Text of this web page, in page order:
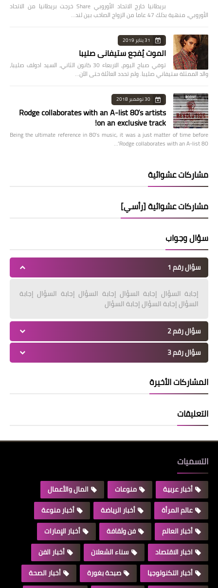
بريطانيا خارج الاتحاد الأوروبي Share خرجت بريطانيا من الاتحاد
الأوروبي، منهية بذلك 47 عاما من الزواج الصاخب بين لند…
31 يناير 2019
الموت يُفجع ستيفاني صليبا
توفي صباح اليوم، الاربعاء 30 كانون الثاني، السيد ادولف صليبا،
والد الممثلة ستيفاني صليبا. ولم تحدد العائلة حتى الآن…
30 نوفمبر 2018
Rodge collaborates with an A-list 80’s artists
on an exclusive track!
Being the ultimate reference in 80’s music, it was a just matter of time before
Rodge collaborates with an A-list 80’…
مشاركات عشوائية
مشاركات عشوائية [رأسي]
سؤال وجواب
سؤال رقم 1
إجابة السؤال إجابة السؤال إجابة السؤال إجابة السؤال إجابة
السؤال إجابة السؤال إجابة السؤال
سؤال رقم 2
سؤال رقم 3
المشاركات الأخيرة
التعليقات
التسميات
أخبار عربية منوعات
المال والأعمال
عالم المرأة
أخبار الرياضة
أخبار منوعة
أخبار العالم
فن وثقافة
أخبار الإمارات
اخبار الاقتصاد
سناء الشعلان
أخبار الفن
أخبار التكنولوجيا
صبحة بغورة
أخبار الصحة